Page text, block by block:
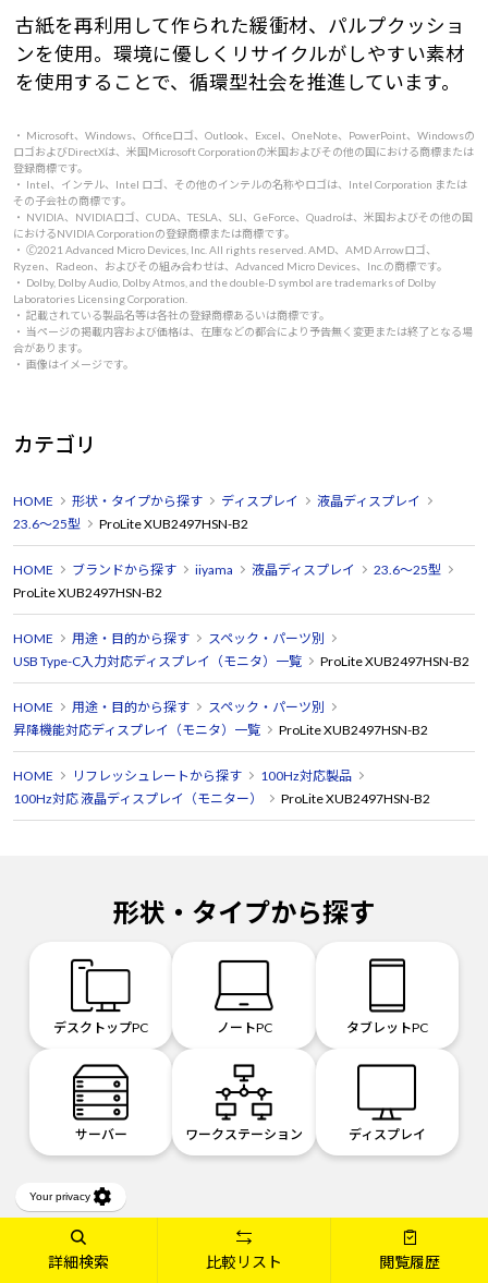
古紙を再利用して作られた緩衝材、パルプクッショ
ンを使用。環境に優しくリサイクルがしやすい素材
を使用することで、循環型社会を推進しています。
・ Microsoft、Windows、Officeロゴ、Outlook、Excel、OneNote、PowerPoint、Windowsの
ロゴおよびDirectXは、米国Microsoft Corporationの米国およびその他の国における商標または
登録商標です。
・ Intel、インテル、Intel ロゴ、その他のインテルの名称やロゴは、Intel Corporation または
その子会社の商標です。
・ NVIDIA、NVIDIAロゴ、CUDA、TESLA、SLI、GeForce、Quadroは、米国およびその他の国
におけるNVIDIA Corporationの登録商標または商標です。
・ 🄫2021 Advanced Micro Devices, Inc. All rights reserved. AMD、AMD Arrowロゴ、
Ryzen、Radeon、およびその組み合わせは、Advanced Micro Devices、Inc.の商標です。
・ Dolby, Dolby Audio, Dolby Atmos, and the double-D symbol are trademarks of Dolby
Laboratories Licensing Corporation.
・ 記載されている製品名等は各社の登録商標あるいは商標です。
・ 当ページの掲載内容および価格は、在庫などの都合により予告無く変更または終了となる場
合があります。
・ 画像はイメージです。
カテゴリ
HOME 形状・タイプから探す ディスプレイ
液晶ディスプレイ
23.6～25型
ProLite XUB2497HSN-B2
HOME ブランドから探す iiyama 液晶ディスプレイ
23.6～25型
ProLite XUB2497HSN-B2
HOME 用途・目的から探す
スペック・パーツ別
USB Type-C入力対応ディスプレイ（モニタ）一覧
ProLite XUB2497HSN-B2
HOME 用途・目的から探す
スペック・パーツ別
昇降機能対応ディスプレイ（モニタ）一覧
ProLite XUB2497HSN-B2
HOME リフレッシュレートから探す
100Hz対応製品
100Hz対応 液晶ディスプレイ（モニター）
ProLite XUB2497HSN-B2
形状・タイプから探す
デスクトップPC ノートPC タブレットPC
サーバー ワークステーション ディスプレイ
用途・目的から探す
詳細検索 比較リスト 閲覧履歴